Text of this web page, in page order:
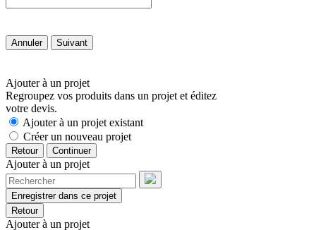
Annuler Suivant
Ajouter à un projet
Regroupez vos produits dans un projet et éditez
votre devis.
Ajouter à un projet existant
Créer un nouveau projet
Retour Continuer
Ajouter à un projet
Enregistrer dans ce projet
Retour
Ajouter à un projet